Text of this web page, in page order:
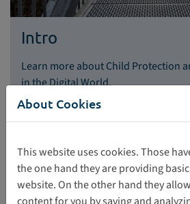
Intro
Learn more about Child Protection
in the Digital World.
About Cookies
This website uses cookies. Those
the one hand they are providing
website. On the other hand they
content for you by saving and